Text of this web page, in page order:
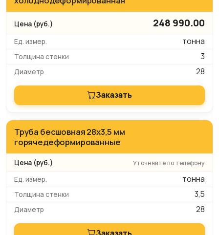
248 990.00
тонна
3
28
Заказать
Труба бесшовная 28х3,5 мм
горячедеформированные
Уточняйте по телефону
тонна
3,5
28
Заказать